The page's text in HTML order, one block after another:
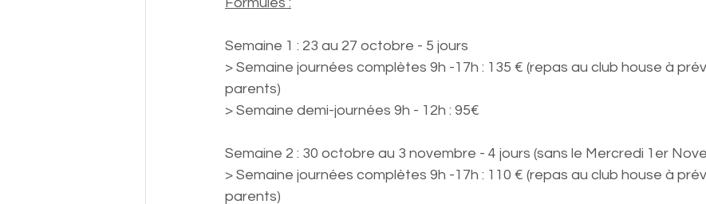
Semaine 1 : 23 au 27 octobre - 5 jours
> Semaine journées complètes 9h -17h : 135 € (repas au club house à
parents)
> Semaine demi-journées 9h - 12h : 95€
Semaine 2 : 30 octobre au 3 novembre - 4 jours (sans le Mercredi 1er
> Semaine journées complètes 9h -17h : 110 € (repas au club house à
parents)